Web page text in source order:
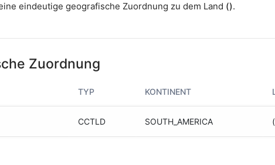
eindeutige geografische Zuordnung zu dem Land ().
Zuordnung
TYP KONTINENT
CCTLD SOUTH_AMERICA